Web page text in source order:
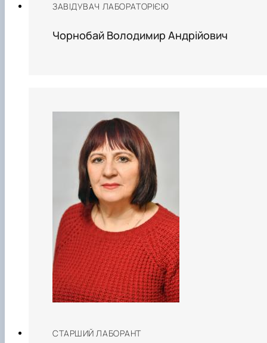
ЗАВІДУВАЧ ЛАБОРАТОРІЄЮ
Чорнобай Володимир Андрійович
СТАРШИЙ ЛАБОРАНТ